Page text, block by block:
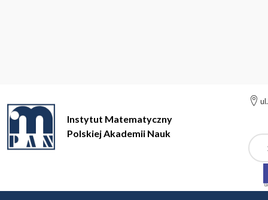
Instytut Matematyczny
Polskiej Akademii Nauk
Instytut Matematyczny Polskiej Akademii Nauk Teoria